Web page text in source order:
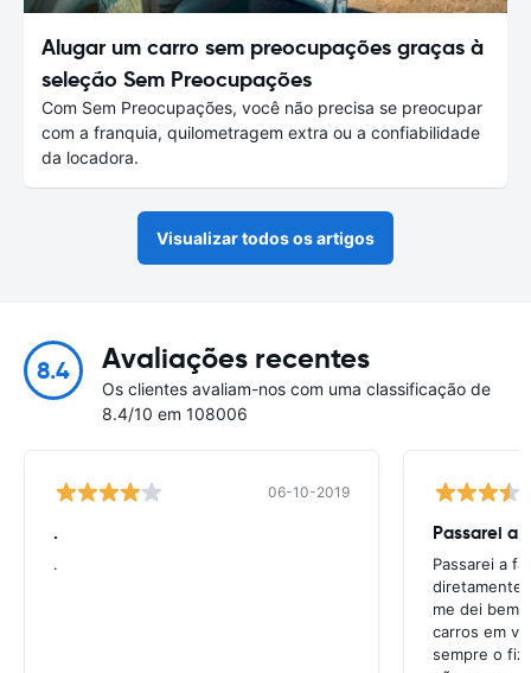
Alugar um carro sem preocupações graças à
seleção Sem Preocupações
Com Sem Preocupações, você não precisa se preocupar
com a franquia, quilometragem extra ou a confiabilidade
da locadora.
Visualizar todos os artigos
8.4 Avaliações recentes
Os clientes avaliam-nos com uma classificação de
8.4/10 em 108006
06-10-2019
.
.
Passarei a
Passarei a
diretamente
me dei bem
carros em
sempre o fiz